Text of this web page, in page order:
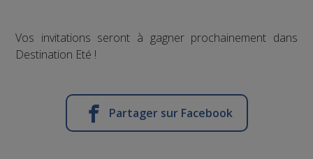
Vos invitations seront à gagner prochainement dans
Destination Eté !
Partager sur Facebook